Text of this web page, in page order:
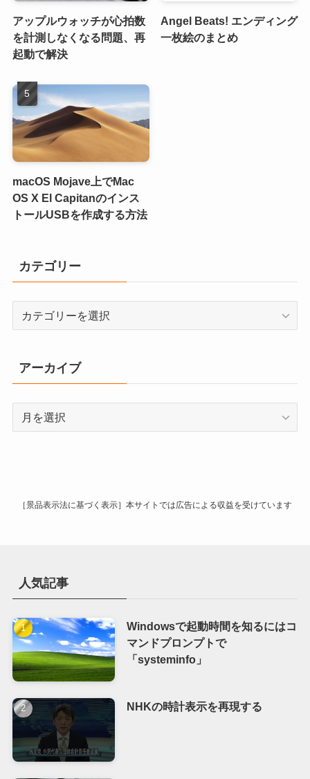
アップルウォッチが心拍数
を計測しなくなる問題、再
起動で解決
Angel Beats! エンディング
一枚絵のまとめ
macOS Mojave上でMac
OS X El Capitanのインス
トールUSBを作成する方法
カテゴリー
リ
ー
アーカイブ
［景品表示法に基づく表示］本サイトでは広告による収益を受けています
人気記事
Windowsで起動時間を知るにはコ
マンドプロンプトで
「systeminfo」
NHKの時計表示を再現する